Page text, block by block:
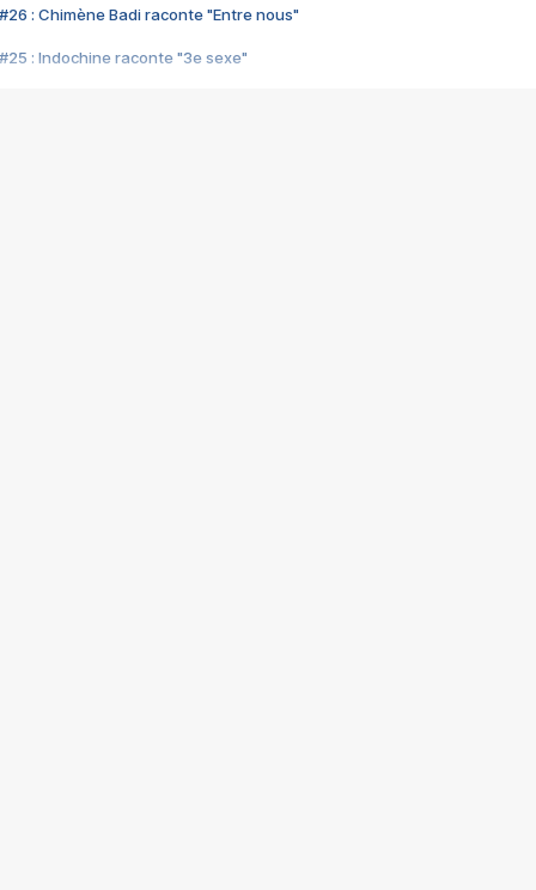
#26 : Chimène Badi raconte "Entre nous"
#25 : Indochine raconte "3e sexe"